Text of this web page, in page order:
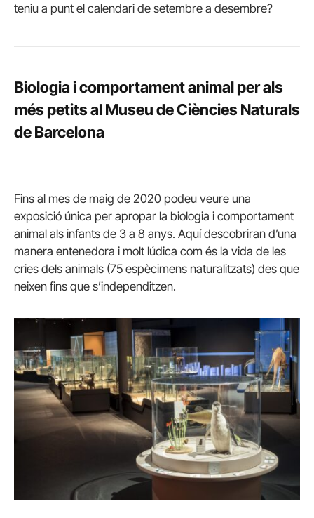
teniu a punt el calendari de setembre a desembre?
Biologia i comportament animal per als
més petits al Museu de Ciències Naturals
de Barcelona
Fins al mes de maig de 2020 podeu veure una
exposició única per apropar la biologia i comportament
animal als infants de 3 a 8 anys. Aquí descobriran d’una
manera entenedora i molt lúdica com és la vida de les
cries dels animals (75 espècimens naturalitzats) des que
neixen fins que s’independitzen.